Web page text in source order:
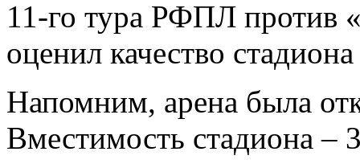
11-го тура РФПЛ против
оценил качество
Напомним, арена была
Вместимость стадиона –